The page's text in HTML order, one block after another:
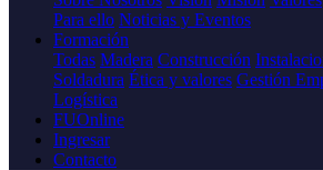
Para ello Noticias y Eventos
Formación
Todas Madera Construcción
Soldadura Ética y valores Gestión
Logística
FUOnline
Ingresar
Contacto